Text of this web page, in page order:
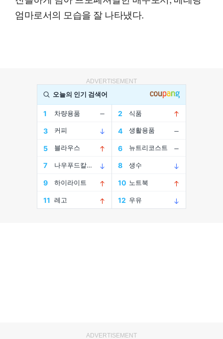
엄마로서의 모습을 잘 나타냈다.
ADVERTISEMENT
ADVERTISEMENT